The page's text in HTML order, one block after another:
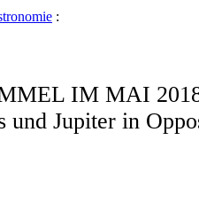
:
IM MAI
und Jupiter in